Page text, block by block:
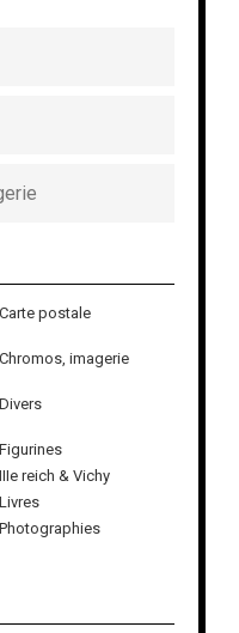
Carte postale
Chromos, imagerie
Divers
Figurines
IIIe reich & Vichy
Livres
Photographies